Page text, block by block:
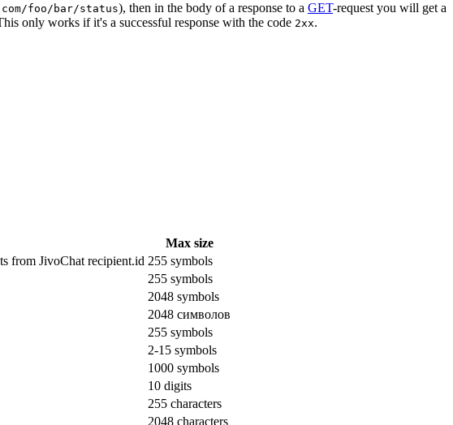
foo/bar/status), then in the body of a response to a GET-request you will get a
only works if it's a successful response with the code 2xx.
Max size
from JivoChat recipient.id 255 symbols
255 symbols
2048 symbols
2048 символов
255 symbols
2-15 symbols
1000 symbols
10 digits
255 characters
2048 characters